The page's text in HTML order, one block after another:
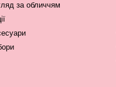
за обличчям